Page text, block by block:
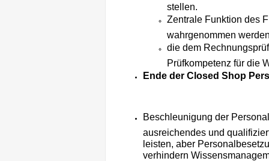
stellen.
Zentrale Funktion des
wahrgenommen
die dem
Prüfkompetenz für die
Ende der Closed Shop
Beschleunigung der
ausreichendes und
leisten, aber
verhindern